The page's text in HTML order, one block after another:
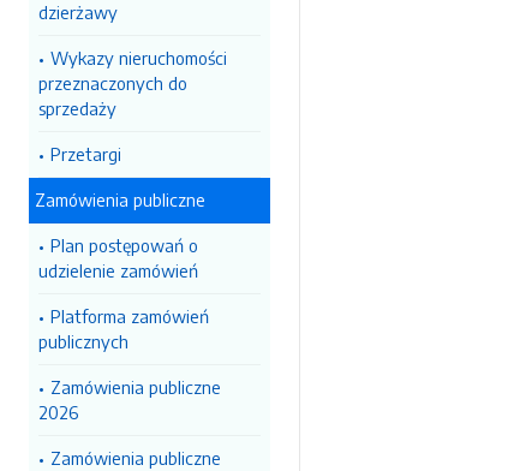
dzierżawy
Wykazy nieruchomości
przeznaczonych do
sprzedaży
Przetargi
Zamówienia publiczne
Plan postępowań o
udzielenie zamówień
Platforma zamówień
publicznych
Zamówienia publiczne
2026
Zamówienia publiczne